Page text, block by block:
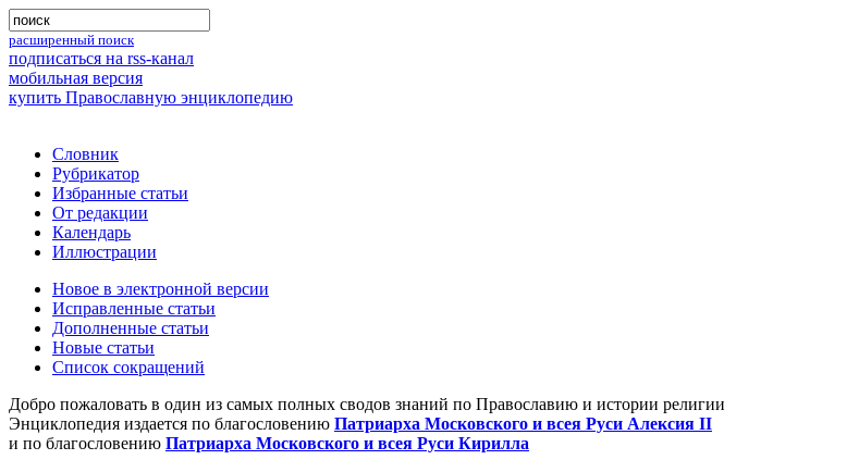
расширенный поиск
подписаться на rss-канал
мобильная версия
купить Православную энциклопедию
Словник
Рубрикатор
Избранные статьи
От редакции
Календарь
Иллюстрации
Новое в электронной версии
Исправленные статьи
Дополненные статьи
Новые статьи
Список сокращений
Добро пожаловать в один из самых полных сводов знаний по Православию и истории религии
Энциклопедия издается по благословению Патриарха Московского и всея Руси Алексия II
и по благословению Патриарха Московского и всея Руси Кирилла